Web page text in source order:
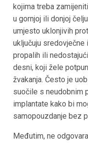
kojima treba
u gornjoj ili donjoj
umjesto uklonjivih
uključuju
propalih ili
desni, koji žele
žvakanja. Često je
suočile s neudobnim
implantate kako bi
samopouzdanje bez
Međutim, ne